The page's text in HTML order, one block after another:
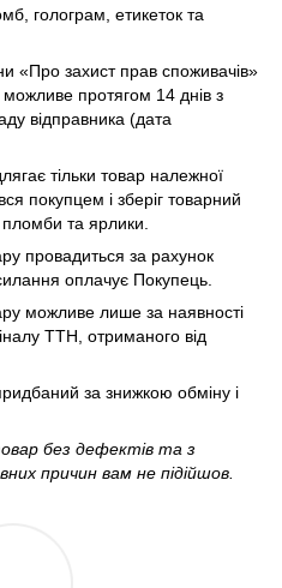
голограм, етикеток та
«Про захист прав споживачів»
протягом 14 днів з
відправника (дата
тільки товар належної
покупцем і зберіг товарний
пломби та ярлики.
провадиться за рахунок
оплачує Покупець.
можливе лише за наявності
ТТН, отриманого від
за знижкою обміну і
без дефектів та з
причин вам не підійшов.